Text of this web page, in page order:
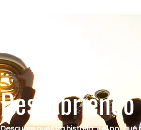
Descubre nuestra historia, y el por